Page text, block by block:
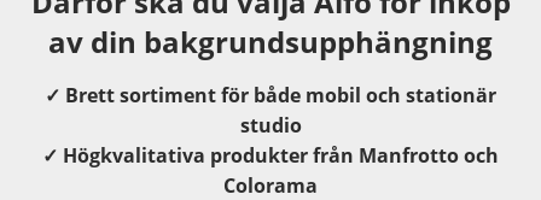
av din bakgrundsupphängning
✓ Brett sortiment för både mobil och stationär
studio
✓ Högkvalitativa produkter från Manfrotto och
Colorama